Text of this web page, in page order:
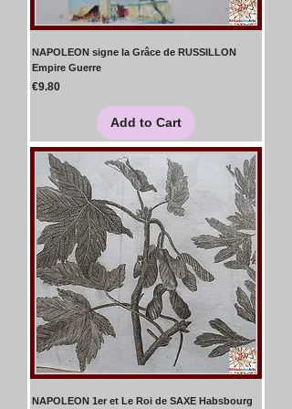
NAPOLEON signe la Grâce de RUSSILLON
Empire Guerre
Price
€9.80
Add to Cart
NAPOLEON 1er et Le Roi de SAXE Habsbourg